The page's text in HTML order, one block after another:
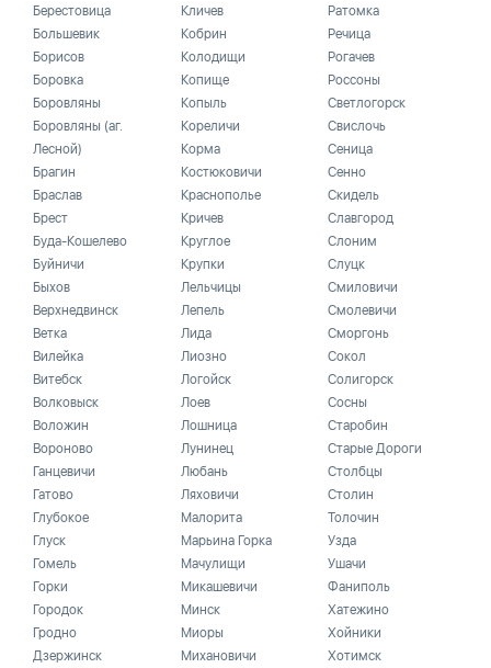
Берестовица
Большевик
Борисов
Боровка
Боровляны
Боровляны (аг.
Лесной)
Брагин
Браслав
Брест
Буда-Кошелево
Буйничи
Быхов
Верхнедвинск
Ветка
Вилейка
Витебск
Волковыск
Воложин
Вороново
Ганцевичи
Гатово
Глубокое
Глуск
Гомель
Горки
Городок
Гродно
Дзержинск
Кличев
Кобрин
Колодищи
Копище
Копыль
Кореличи
Корма
Костюковичи
Краснополье
Кричев
Круглое
Крупки
Лельчицы
Лепель
Лида
Лиозно
Логойск
Лоев
Лошница
Лунинец
Любань
Ляховичи
Малорита
Марьина Горка
Мачулищи
Микашевичи
Минск
Миоры
Михановичи
Ратомка
Речица
Рогачев
Россоны
Светлогорск
Свислочь
Сеница
Сенно
Скидель
Славгород
Слоним
Слуцк
Смиловичи
Смолевичи
Сморгонь
Сокол
Солигорск
Сосны
Старобин
Старые Дороги
Столбцы
Столин
Толочин
Узда
Ушачи
Фаниполь
Хатежино
Хойники
Хотимск